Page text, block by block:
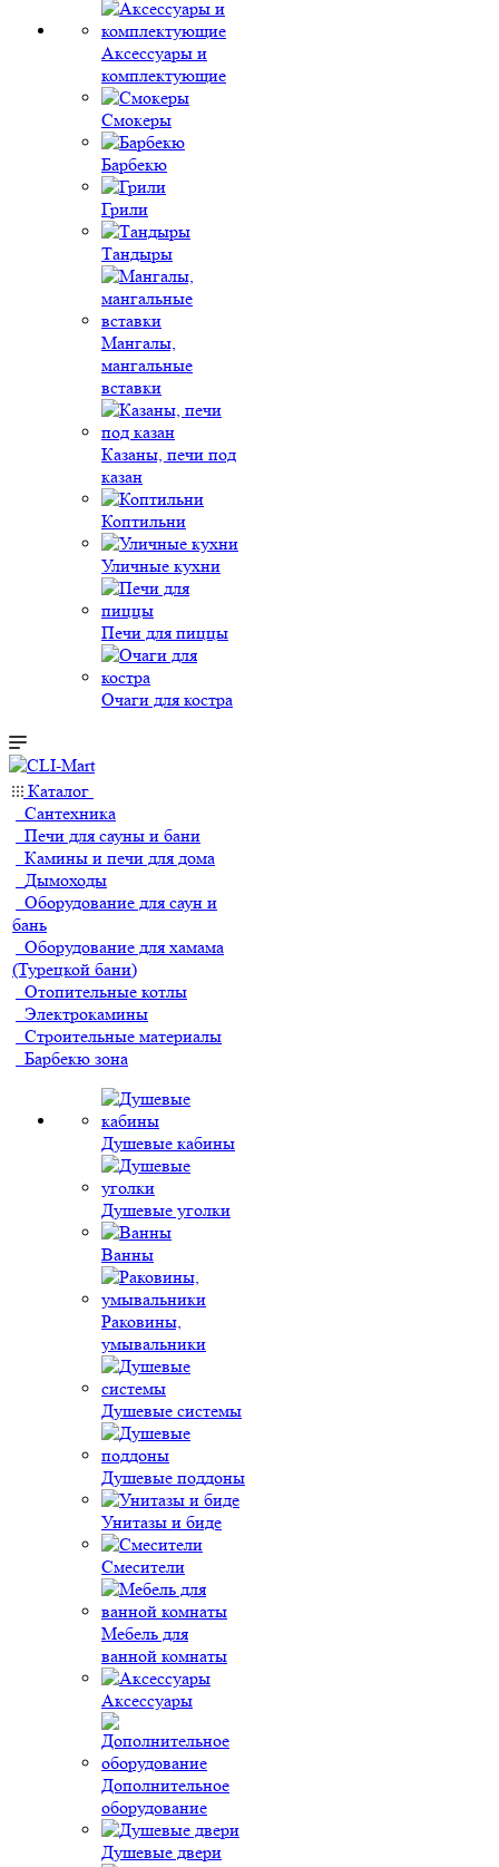
Аксессуары и
комплектующие
Смокеры
Барбекю
Грили
Тандыры
Мангалы,
мангальные
вставки
Казаны, печи под
казан
Коптильни
Уличные кухни
Печи для пиццы
Очаги для костра
Каталог
Сантехника
Печи для сауны и бани
Камины и печи для дома
Дымоходы
Оборудование для саун и
бань
Оборудование для хамама
(Турецкой бани)
Отопительные котлы
Электрокамины
Строительные материалы
Барбекю зона
Душевые кабины
Душевые уголки
Ванны
Раковины,
умывальники
Душевые системы
Душевые поддоны
Унитазы и биде
Смесители
Мебель для
ванной комнаты
Аксессуары
Дополнительное
оборудование
Душевые двери